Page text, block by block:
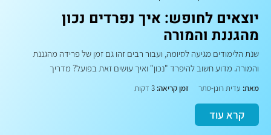
יוצאים לחופש: איך נפרדים נכון
מהגננת והמורה
שנת הלימודים מגיעה לסיומה, ועבור רבים זהו גם זמן של פרידה מהגננת
והמורה. מדוע חשוב להיפרד "נכון" ואיך עושים זאת בפועל? מדריך
מאת: עדית רונן-סתר זמן קריאה:
קרא עוד